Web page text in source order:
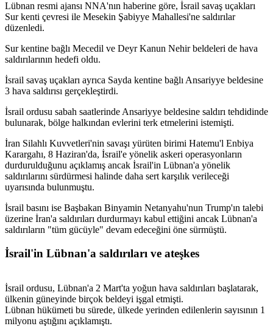
Lübnan resmi ajansı NNA'nın haberine göre, İsrail savaş uçakları
Sur kenti çevresi ile Mesekin Şabiyye Mahallesi'ne saldırılar
düzenledi.
Sur kentine bağlı Mecedil ve Deyr Kanun Nehir beldeleri de hava
saldırılarının hedefi oldu.
İsrail savaş uçakları ayrıca Sayda kentine bağlı Ansariyye beldesine
3 hava saldırısı gerçekleştirdi.
İsrail ordusu sabah saatlerinde Ansariyye beldesine saldırı tehdidinde
bulunarak, bölge halkından evlerini terk etmelerini istemişti.
İran Silahlı Kuvvetleri'nin savaşı yürüten birimi Hatemu'l Enbiya
Karargahı, 8 Haziran'da, İsrail'e yönelik askeri operasyonların
durdurulduğunu açıklamış ancak İsrail'in Lübnan'a yönelik
saldırılarını sürdürmesi halinde daha sert karşılık verileceği
uyarısında bulunmuştu.
İsrail basını ise Başbakan Binyamin Netanyahu'nun Trump'ın talebi
üzerine İran'a saldırıları durdurmayı kabul ettiğini ancak Lübnan'a
saldırıların "tüm gücüyle" devam edeceğini öne sürmüştü.
İsrail'in Lübnan'a saldırıları ve ateşkes
İsrail ordusu, Lübnan'a 2 Mart'ta yoğun hava saldırıları başlatarak,
ülkenin güneyinde birçok beldeyi işgal etmişti.
Lübnan hükümeti bu sürede, ülkede yerinden edilenlerin sayısının 1
milyonu aştığını açıklamıştı.